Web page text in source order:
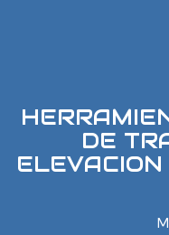
DE